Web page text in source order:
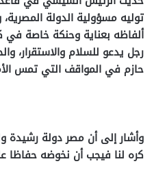
توليه مسؤولية الدولة
ألفاظه بعناية وحنكة خاصة في
رجل يدعو للسلام والاستقرار،
حازم في المواقف التي تمس
وأشار إلى أن مصر دولة رشيدة
كره لنا فيجب أن نخوضه حفاظا